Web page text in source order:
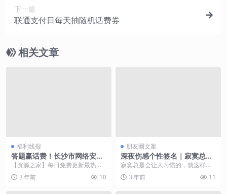
下一篇
联通支付日每天抽随机话费券
相关文章
福利线报
答题赢话费！长沙市网络安全
宣传周有奖答题活动明日上线
【资源之家】每日免费更新最热门
的副业项目资源 长沙晚报掌上
长沙9月11日讯 ...
3 年前 10
朋友圈文案
深夜伤感个性签名｜寂寞总是
会让人习惯的，就这样试着放
下所有
寂寞总是会让人习惯的，就这样试
着放下所有。 有些感情是一场天
花，得过之后，终身免...
3 年前 11